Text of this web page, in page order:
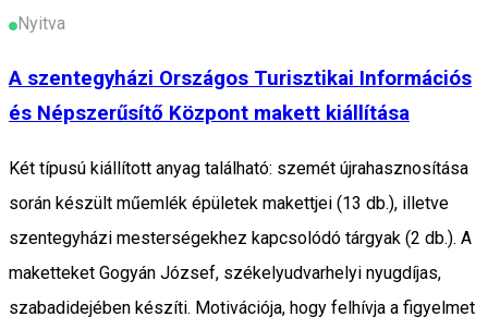
Nyitva
A szentegyházi Országos Turisztikai Információs
és Népszerűsítő Központ makett kiállítása
Két típusú kiállított anyag található: szemét újrahasznosítása
során készült műemlék épületek makettjei (13 db.), illetve
szentegyházi mesterségekhez kapcsolódó tárgyak (2 db.). A
maketteket Gogyán József, székelyudvarhelyi nyugdíjas,
szabadidejében készíti. Motivációja, hogy felhívja a figyelmet